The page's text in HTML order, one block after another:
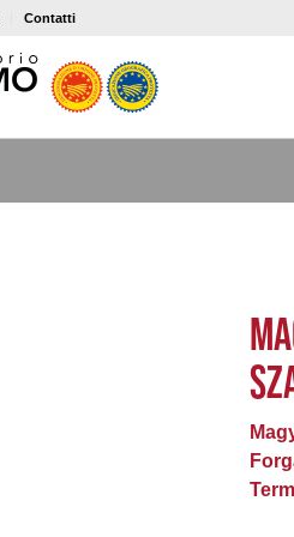
Contatti